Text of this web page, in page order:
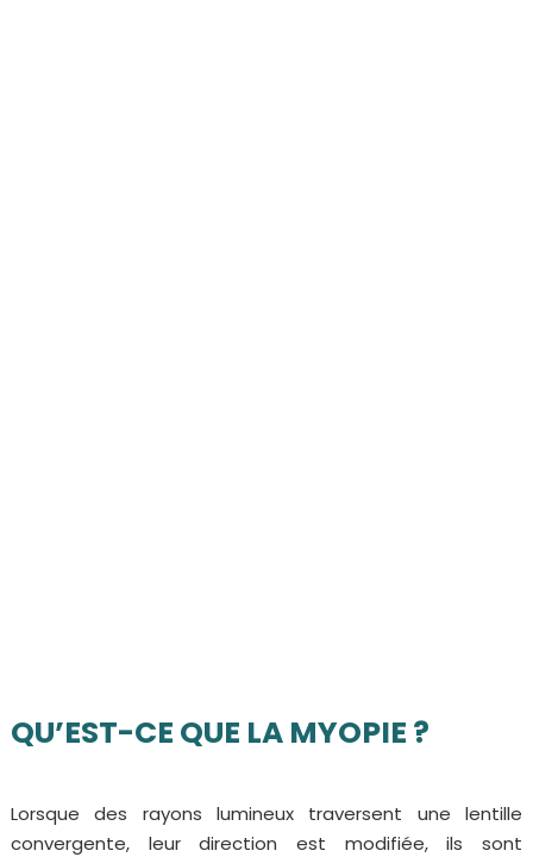
QU’EST-CE QUE LA MYOPIE ?
Lorsque des rayons lumineux traversent une lentille
convergente, leur direction est modifiée, ils sont